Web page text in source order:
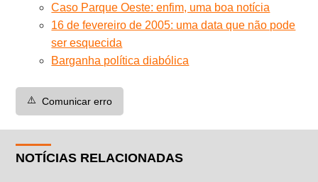
Caso Parque Oeste: enfim, uma boa notícia
16 de fevereiro de 2005: uma data que não pode
ser esquecida
Barganha política diabólica
⚠️ Comunicar erro
NOTÍCIAS RELACIONADAS